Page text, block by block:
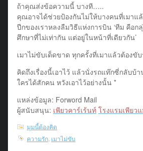
ถ้าคุณส่งข้อความนี้ บางที…..
คุณอาจได้ช่วยป้องกันไม่ให้บางคนที่เมาแ
ปีกของเราหลงลืมวิธีแห่งการบิน ‘ทีม คือ
ศึกษาที่ไม่เท่ากัน แต่อยู่ในหน้าที่เดียวกัน’
เมาไม่ขับเด็ดขาด ทุกครั้งที่เมาแล้วต้องขั
คิดถึงเรื่องนี้เอาไว้ แล้วนั่งรถแท๊กซี่กลับ
ใครได้สักคน หวังเอาไว้อย่างนั้น *
แหล่งข้อมูล: Forword Mail
ผู้สนับสนุน: เพียวคาร์เร้นท์ โรงแรมเพียว
มุมนี้ต้องคิด
ความรัก เมาไม่ขับ